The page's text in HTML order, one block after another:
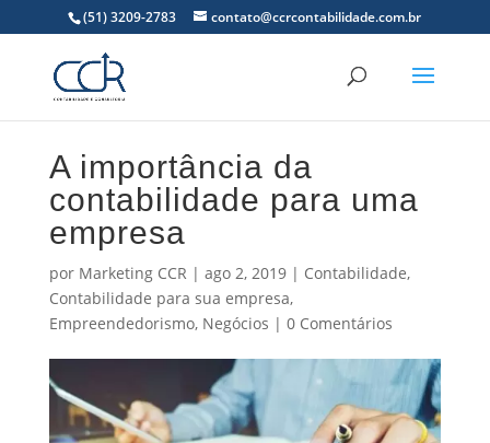
(51) 3209-2783 contato@ccrcontabilidade.com.br
A importância da
contabilidade para uma
empresa
por Marketing CCR | ago 2, 2019| Contabilidade,
Contabilidade para sua empresa,
Empreendedorismo, Negócios | 0 Comentários